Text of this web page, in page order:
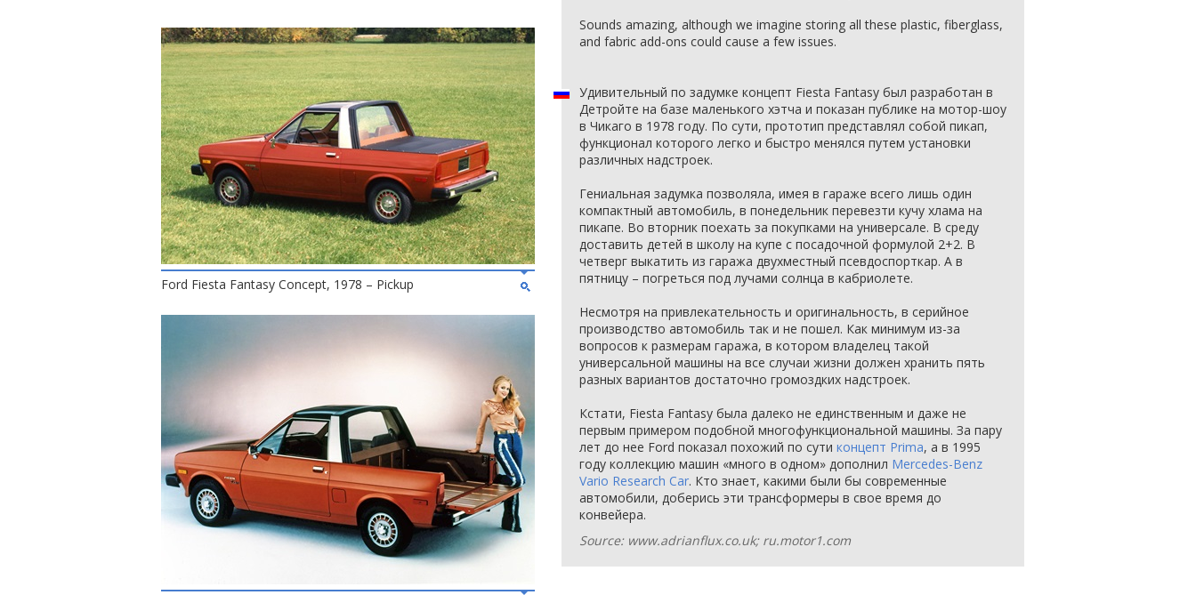
Ford Fiesta Fantasy Concept, 1978 – Pickup
Sounds amazing, although we imagine storing all these plastic, fiberglass,
and fabric add-ons could cause a few issues.
Удивительный по задумке концепт Fiesta Fantasy был разработан в
Детройте на базе маленького хэтча и показан публике на мотор-шоу
в Чикаго в 1978 году. По сути, прототип представлял собой пикап,
функционал которого легко и быстро менялся путем установки
различных надстроек.
Гениальная задумка позволяла, имея в гараже всего лишь один
компактный автомобиль, в понедельник перевезти кучу хлама на
пикапе. Во вторник поехать за покупками на универсале. В среду
доставить детей в школу на купе с посадочной формулой 2+2. В
четверг выкатить из гаража двухместный псевдоспорткар. А в
пятницу – погреться под лучами солнца в кабриолете.
Несмотря на привлекательность и оригинальность, в серийное
производство автомобиль так и не пошел. Как минимум из-за
вопросов к размерам гаража, в котором владелец такой
универсальной машины на все случаи жизни должен хранить пять
разных вариантов достаточно громоздких надстроек.
Кстати, Fiesta Fantasy была далеко не единственным и даже не
первым примером подобной многофункциональной машины. За пару
лет до нее Ford показал похожий по сути концепт Prima, а в 1995
году коллекцию машин «много в одном» дополнил Mercedes-Benz
Vario Research Car. Кто знает, какими были бы современные
автомобили, доберись эти трансформеры в свое время до
конвейера.
Source: www.adrianflux.co.uk; ru.motor1.com